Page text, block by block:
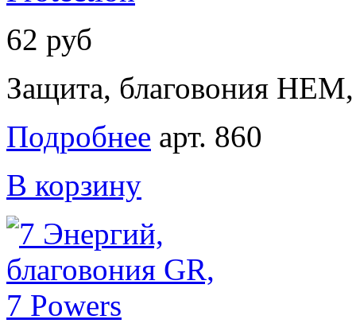
62 руб
Защита, благовония
Подробнее арт. 860
В корзину